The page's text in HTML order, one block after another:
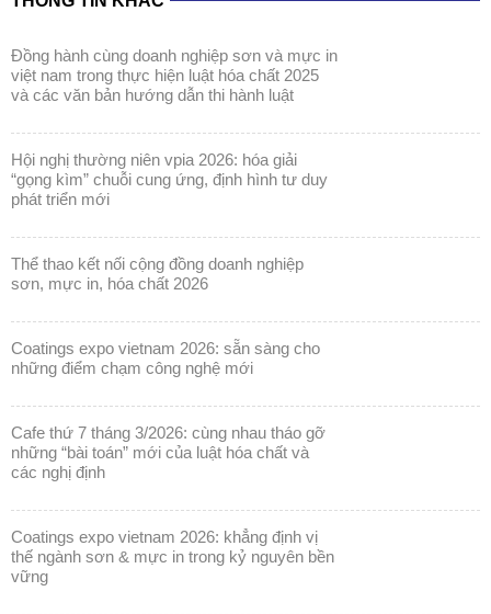
đồng hành cùng doanh nghiệp sơn và mực in
việt nam trong thực hiện luật hóa chất 2025
và các văn bản hướng dẫn thi hành luật
hội nghị thường niên vpia 2026: hóa giải
“gọng kìm” chuỗi cung ứng, định hình tư duy
phát triển mới
thể thao kết nối cộng đồng doanh nghiệp
sơn, mực in, hóa chất 2026
coatings expo vietnam 2026: sẵn sàng cho
những điểm chạm công nghệ mới
cafe thứ 7 tháng 3/2026: cùng nhau tháo gỡ
những “bài toán” mới của luật hóa chất và
các nghị định
coatings expo vietnam 2026: khẳng định vị
thế ngành sơn & mực in trong kỷ nguyên bền
vững